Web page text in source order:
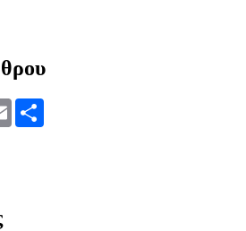
Email